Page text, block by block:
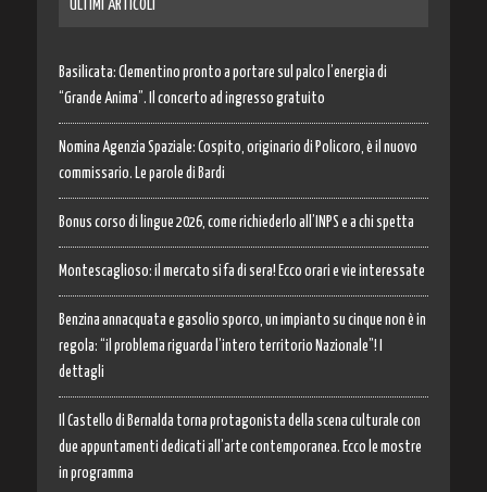
ULTIMI ARTICOLI
Basilicata: Clementino pronto a portare sul palco l’energia di
“Grande Anima”. Il concerto ad ingresso gratuito
Nomina Agenzia Spaziale: Cospito, originario di Policoro, è il nuovo
commissario. Le parole di Bardi
Bonus corso di lingue 2026, come richiederlo all’INPS e a chi spetta
Montescaglioso: il mercato si fa di sera! Ecco orari e vie interessate
Benzina annacquata e gasolio sporco, un impianto su cinque non è in
regola: “il problema riguarda l’intero territorio Nazionale”! I
dettagli
Il Castello di Bernalda torna protagonista della scena culturale con
due appuntamenti dedicati all’arte contemporanea. Ecco le mostre
in programma